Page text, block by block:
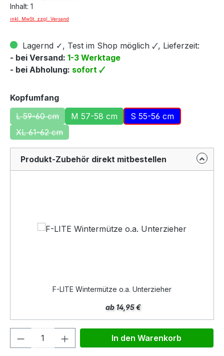
Inhalt: 1
inkl. MwSt. zzgl. Versand
Lagernd ✓, Test im Shop möglich 🗸, Lieferzeit:
- bei Versand: 1-3 Werktage
- bei Abholung: sofort 🗸
Kopfumfangauswählen
L 59-60 cm
(Diese Option ist zurzeit nicht verfügbar.)
M 57-58 cm
S 55-56 cm
XL 61-62 cm
(Diese Option ist zurzeit nicht verfügbar.)
Produkt-Zubehör direkt mitbestellen
F-LITE Wintermütze o.a. Unterzieher
ab 14,95 €
Produkt Anzahl: Gib denIn den Warenkorb